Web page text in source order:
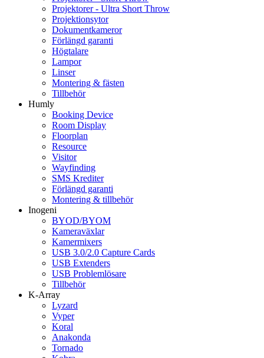
Projektorer - Ultra Short Throw
Projektionsytor
Dokumentkameror
Förlängd garanti
Högtalare
Lampor
Linser
Montering & fästen
Tillbehör
Humly
Booking Device
Room Display
Floorplan
Resource
Visitor
Wayfinding
SMS Krediter
Förlängd garanti
Montering & tillbehör
Inogeni
BYOD/BYOM
Kameraväxlar
Kamermixers
USB 3.0/2.0 Capture Cards
USB Extenders
USB Problemlösare
Tillbehör
K-Array
Lyzard
Vyper
Koral
Anakonda
Tornado